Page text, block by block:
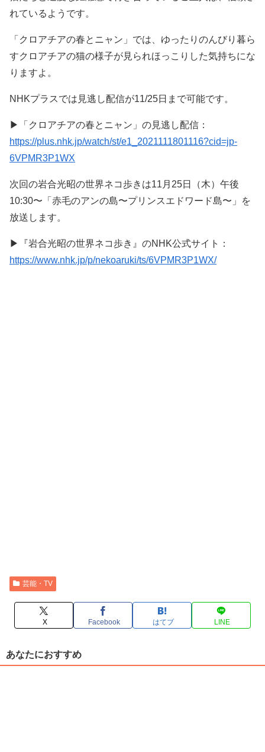
れているようです。
「クロアチアの春とニャン」では、ゆったりのんびり暮ら
すクロアチアの猫の様子が見られほっこりした気持ちにな
りますよ。
NHKプラスでは見逃し配信が11/25日まで可能です。
▶︎「クロアチアの春とニャン」の見逃し配信：
https://plus.nhk.jp/watch/st/e1_2021111801116?cid=jp-
6VPMR3P1WX
次回の岩合光昭の世界ネコ歩きは11月25日（木）午後
10:30〜「赤毛のアンの島〜プリンスエドワード島〜」を
放送します。
▶︎『岩合光昭の世界ネコ歩き』のNHK公式サイト：
https://www.nhk.jp/p/nekoaruki/ts/6VPMR3P1WX/
芸能・TV
X Facebook はてブ LINE
あなたにおすすめ